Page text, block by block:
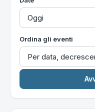
Ordina gli eventi